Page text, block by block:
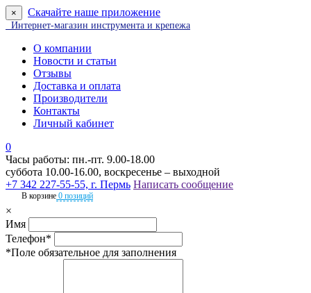
× Скачайте наше приложение
Интернет-магазин инструмента и крепежа
О компании
Новости и статьи
Отзывы
Доставка и оплата
Производители
Контакты
Личный кабинет
0
Часы работы: пн.-пт. 9.00-18.00
суббота 10.00-16.00, воскресенье – выходной
+7 342 227-55-55, г. Пермь Написать сообщение
В корзине 0 позиций
×
Имя
Телефон*
*Поле обязательное для заполнения